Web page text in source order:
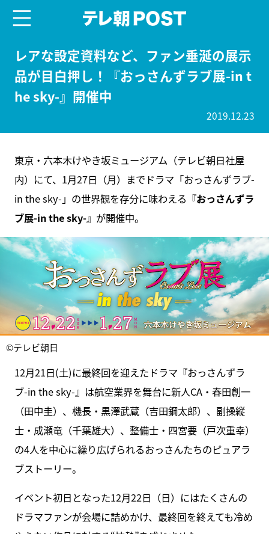
レアな設定資料など、ファン垂涎の展示
品が目白押し！『おっさんずラブ展-in t
he sky-』開催中
2019.12.23
東京・六本木けやき坂ミュージアム（テレビ朝日社屋
内）にて、1月27日（月）までドラマ「おっさんずラブ-
in the sky-」の世界観を存分に味わえる『おっさんずラ
ブ展-in the sky-』が開催中。
©テレビ朝日
12月21日(土)に最終回を迎えたドラマ『おっさんずラ
ブ-in the sky-』は航空業界を舞台に新人CA・春田創一
（田中圭）、機長・黒澤武蔵（吉田鋼太郎）、副操縦
士・成瀬竜（千葉雄大）、整備士・四宮要（戸次重幸）
の4人を中心に繰り広げられるおっさんたちのピュアラ
ブストーリー。
イベント初日となった12月22日（日）にはたくさんの
ドラマファンが会場に詰めかけ、最終回を終えても冷め